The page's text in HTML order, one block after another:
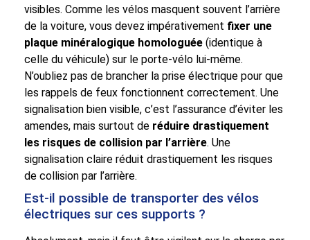
visibles. Comme les vélos masquent souvent l’arrière
de la voiture, vous devez impérativement fixer une
plaque minéralogique homologuée (identique à
celle du véhicule) sur le porte-vélo lui-même.
N’oubliez pas de brancher la prise électrique pour que
les rappels de feux fonctionnent correctement. Une
signalisation bien visible, c’est l’assurance d’éviter les
amendes, mais surtout de réduire drastiquement
les risques de collision par l’arrière. Une
signalisation claire réduit drastiquement les risques
de collision par l’arrière.
Est-il possible de transporter des vélos
électriques sur ces supports ?